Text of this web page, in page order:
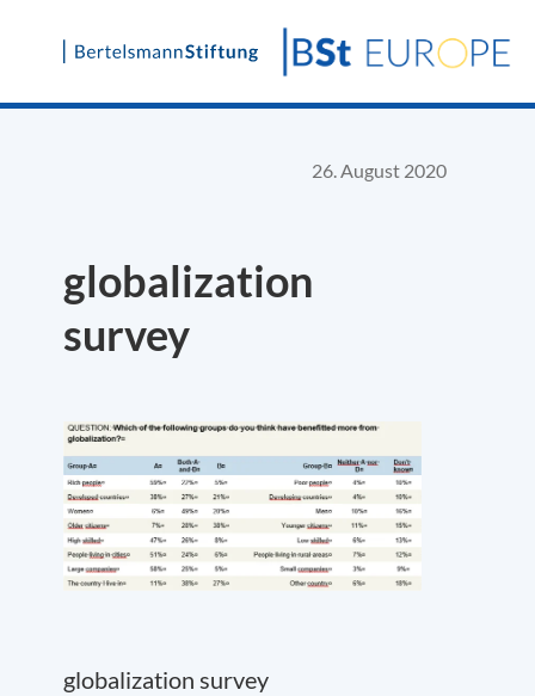
Skip
26. August 2020
globalization
survey
globalization survey